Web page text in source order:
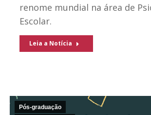
renome mundial na área de
Escolar.
Leia a Notícia
Pós-graduação